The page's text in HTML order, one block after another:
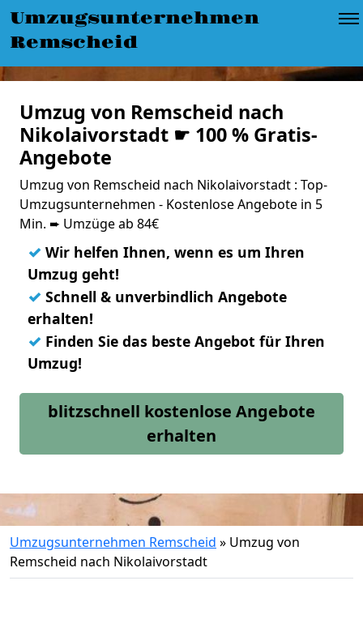
Umzugsunternehmen
Remscheid
Umzug von Remscheid nach
Nikolaivorstadt ☛ 100 % Gratis-
Angebote
Umzug von Remscheid nach Nikolaivorstadt : Top-
Umzugsunternehmen - Kostenlose Angebote in 5
Min. ➨ Umzüge ab 84€
✓ Wir helfen Ihnen, wenn es um Ihren
Umzug geht!
✓ Schnell & unverbindlich Angebote
erhalten!
✓ Finden Sie das beste Angebot für Ihren
Umzug!
blitzschnell kostenlose Angebote
erhalten
Umzugsunternehmen Remscheid » Umzug von
Remscheid nach Nikolaivorstadt